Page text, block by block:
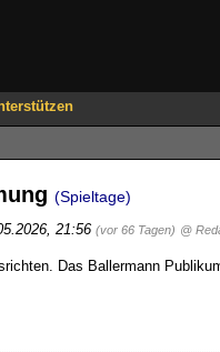
(Spieltage)
21:56 (vor 66 Tagen) @
Das Ballermann